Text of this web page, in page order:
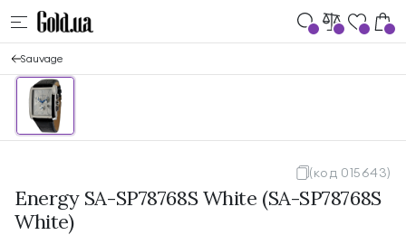
Sauvage
(код 015643)
Energy SA-SP78768S White (SA-SP78768S
White)